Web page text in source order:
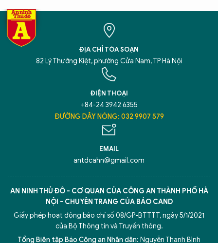
ĐỊA CHỈ TÒA SOẠN
82 Lý Thường Kiệt, phường Cửa Nam, TP Hà Nội
ĐIỆN THOẠI
+84-24 3942 6355
ĐƯỜNG DÂY NÓNG: 032 9907 579
EMAIL
antdcahn@gmail.com
AN NINH THỦ ĐÔ - CƠ QUAN CỦA CÔNG AN THÀNH PHỐ HÀ
NỘI - CHUYÊN TRANG CỦA BÁO CAND
Giấy phép hoạt động báo chí số 08/GP-BTTTT, ngày 5/1/2021
của Bộ Thông tin và Truyền thông.
Tổng Biên tập Báo Công an Nhân dân: Nguyễn Thanh Bình